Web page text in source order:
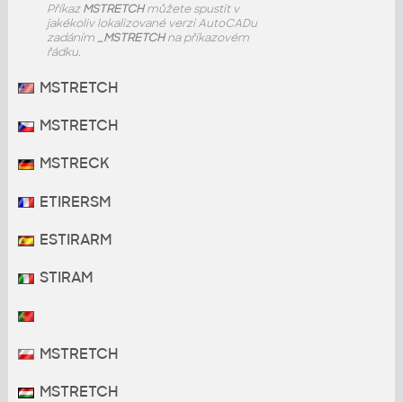
PříkazMSTRETCHmůžete spustit v
jakékoliv lokalizované verzi AutoCADu
zadáním _MSTRETCHna příkazovém
řádku.
MSTRETCH
MSTRETCH
MSTRECK
ETIRERSM
ESTIRARM
STIRAM
MSTRETCH
MSTRETCH